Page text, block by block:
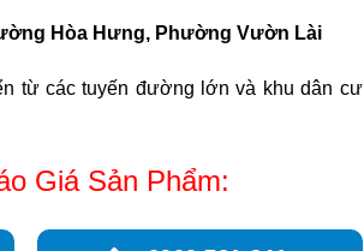
Hòa Hưng, Phường Vườn Lài
từ các tuyến đường lớn và khu dân cư
Giá Sản Phẩm: